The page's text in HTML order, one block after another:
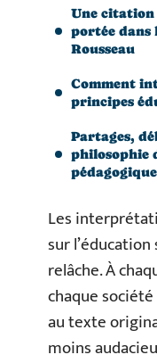
Une citation
portée dans
Rousseau
Comment
principes
Partages,
philosophie
Les
sur
relâche. À
chaque
au texte
moins